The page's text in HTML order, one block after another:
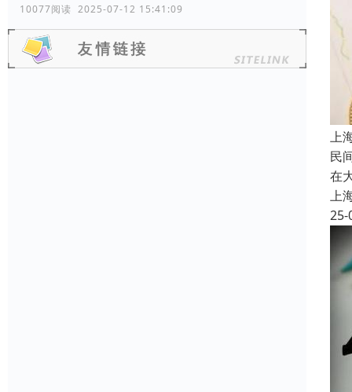
10077阅读 2025-07-12 15:41:09
上
民
在
上
25-